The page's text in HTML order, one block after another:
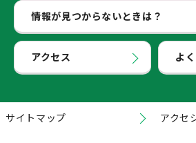
情報が見つからないときは？
アクセス よ
サイトマップ アクセ